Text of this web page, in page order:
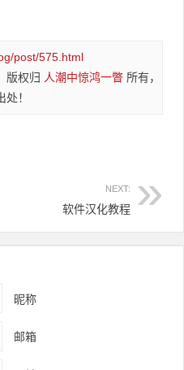
post/575.html
版权归 人潮中惊鸿一瞥 所有，
！
NEXT:
软件汉化教程
昵称
邮箱